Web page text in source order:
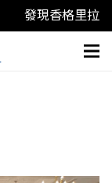
發現香格里拉